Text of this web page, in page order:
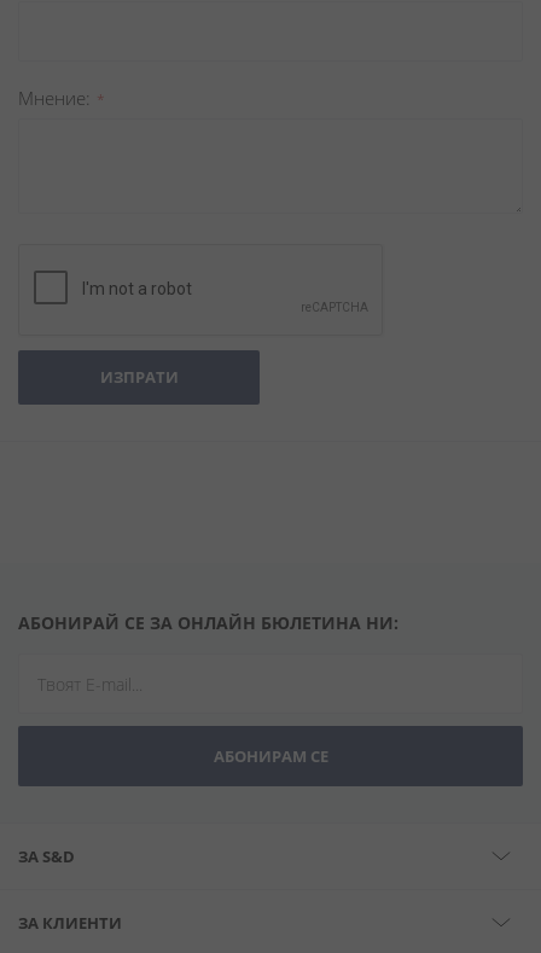
Мнение
ИЗПРАТИ
АБОНИРАЙ СЕ ЗА ОНЛАЙН БЮЛЕТИНА НИ:
АБОНИРАМ СЕ
ЗА S&D
ЗА КЛИЕНТИ